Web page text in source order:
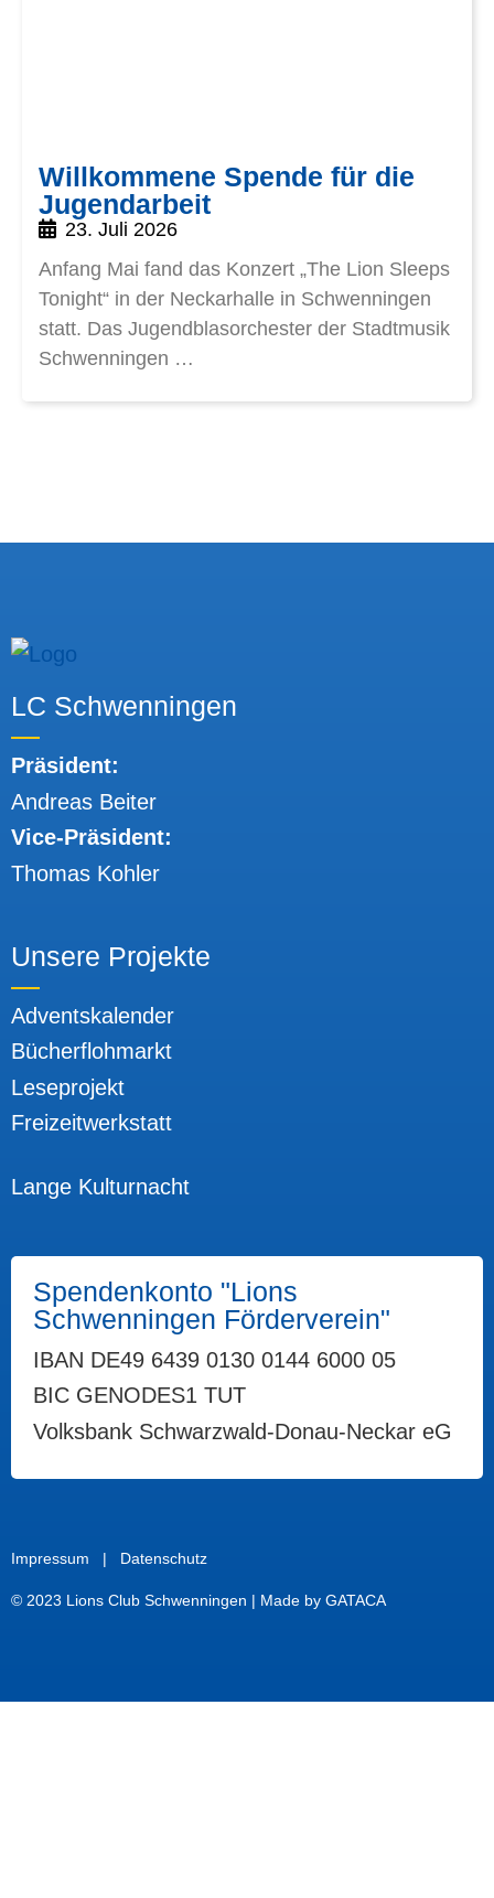
Willkommene Spende für die
Jugendarbeit
23. Juli 2026
Anfang Mai fand das Konzert „The Lion Sleeps
Tonight“ in der Neckarhalle in Schwenningen
statt. Das Jugendblasorchester der Stadtmusik
Schwenningen …
LC Schwenningen
Präsident:
Andreas Beiter
Vice-Präsident:
Thomas Kohler
Unsere Projekte
Adventskalender
Bücherflohmarkt
Leseprojekt
Freizeitwerkstatt
Lange Kulturnacht
Spendenkonto "Lions
Schwenningen Förderverein"
IBAN DE49 6439 0130 0144 6000 05
BIC GENODES1 TUT
Volksbank Schwarzwald-Donau-Neckar eG
Impressum | Datenschutz
© 2023 Lions Club Schwenningen | Made by GATACA